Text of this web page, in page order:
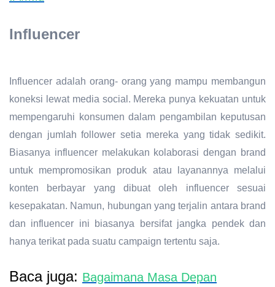
Influencer
Influencer adalah orang- orang yang mampu membangun
koneksi lewat media social. Mereka punya kekuatan untuk
mempengaruhi konsumen dalam pengambilan keputusan
dengan jumlah follower setia mereka yang tidak sedikit.
Biasanya influencer melakukan kolaborasi dengan brand
untuk mempromosikan produk atau layanannya melalui
konten berbayar yang dibuat oleh influencer sesuai
kesepakatan. Namun, hubungan yang terjalin antara brand
dan influencer ini biasanya bersifat jangka pendek dan
hanya terikat pada suatu campaign tertentu saja.
Baca juga: Bagaimana Masa Depan